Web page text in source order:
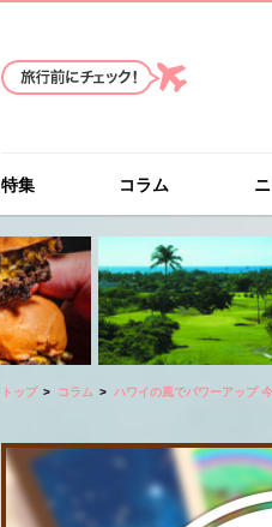
特集 コラム
トップ コラム ハワイの風でパワーアップ